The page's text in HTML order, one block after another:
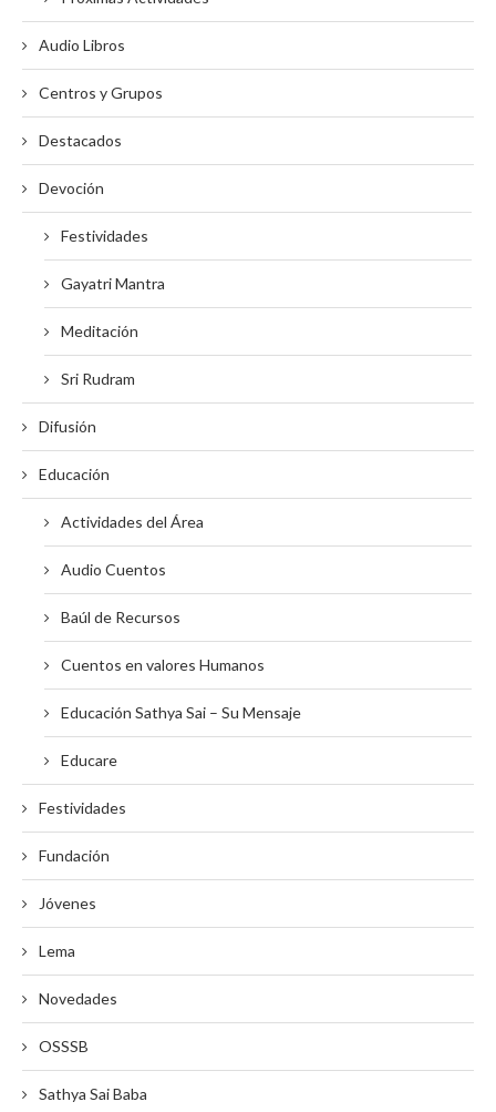
Audio Libros
Centros y Grupos
Destacados
Devoción
Festividades
Gayatri Mantra
Meditación
Sri Rudram
Difusión
Educación
Actividades del Área
Audio Cuentos
Baúl de Recursos
Cuentos en valores Humanos
Educación Sathya Sai – Su Mensaje
Educare
Festividades
Fundación
Jóvenes
Lema
Novedades
OSSSB
Sathya Sai Baba